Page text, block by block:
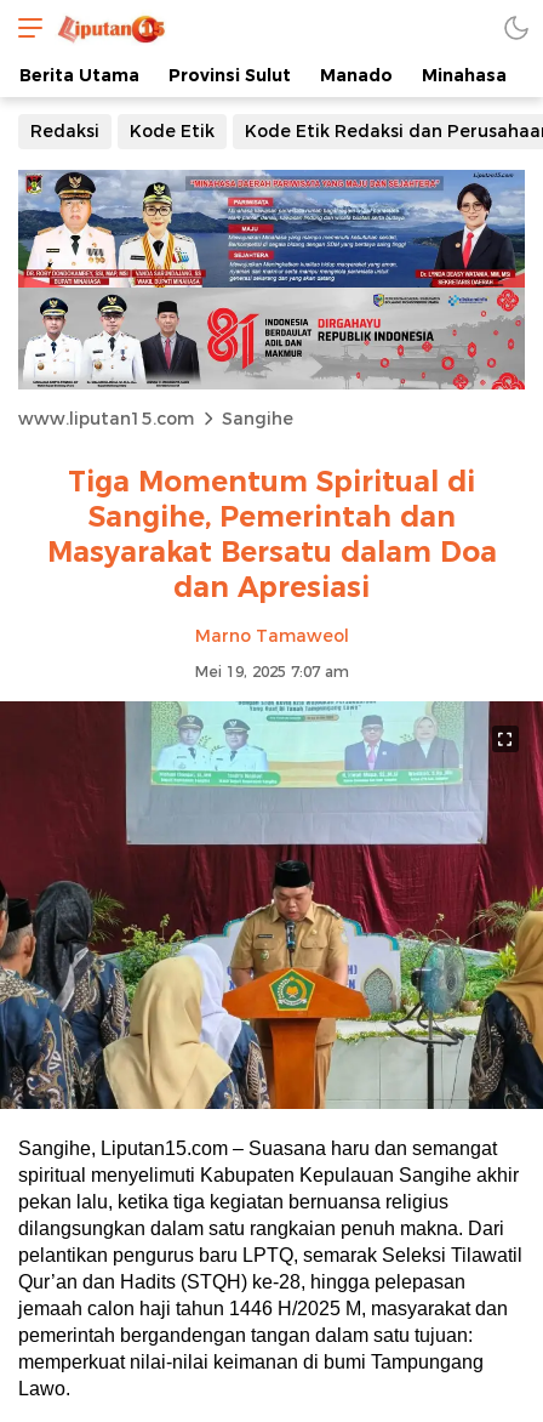
Berita Utama Provinsi Sulut Manado Minahasa
Redaksi Kode Etik Kode Etik Redaksi dan
www.liputan15.com Sangihe
Tiga Momentum Spiritual di
Sangihe, Pemerintah dan
Masyarakat Bersatu dalam Doa
dan Apresiasi
Marno Tamaweol
Mei 19, 2025 7:07 am
Sangihe, Liputan15.com – Suasana haru dan semangat
spiritual menyelimuti Kabupaten Kepulauan Sangihe akhir
pekan lalu, ketika tiga kegiatan bernuansa religius
dilangsungkan dalam satu rangkaian penuh makna. Dari
pelantikan pengurus baru LPTQ, semarak Seleksi Tilawatil
Qur’an dan Hadits (STQH) ke-28, hingga pelepasan
jemaah calon haji tahun 1446 H/2025 M, masyarakat dan
pemerintah bergandengan tangan dalam satu tujuan:
memperkuat nilai-nilai keimanan di bumi Tampungang
Lawo.